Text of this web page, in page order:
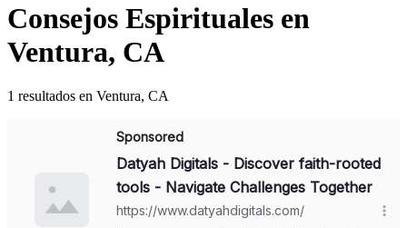
Consejos Espirituales en
Ventura, CA
1 resultados en Ventura, CA